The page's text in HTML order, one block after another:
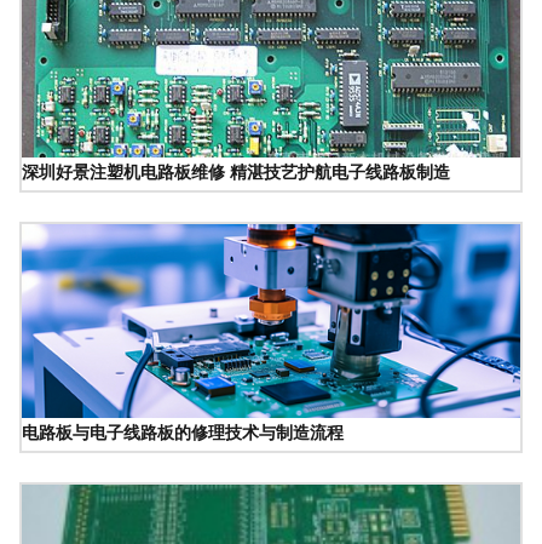
深圳好景注塑机电路板维修 精湛技艺护航电子线路板制造
电路板与电子线路板的修理技术与制造流程